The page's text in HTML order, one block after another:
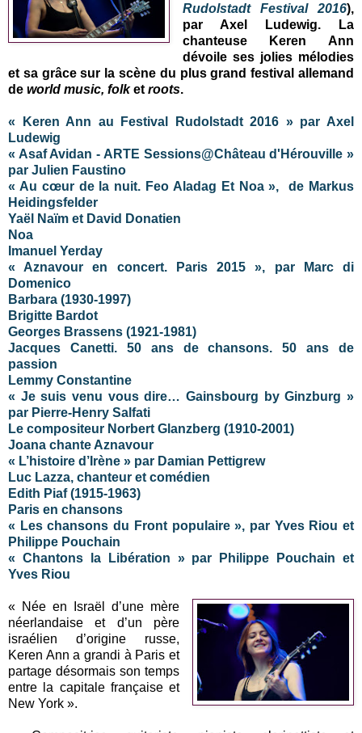
Rudolstadt Festival 2016),
par Axel Ludewig. La
chanteuse Keren Ann
dévoile ses jolies mélodies
et sa grâce sur la scène du plus grand festival allemand
de world music, folket roots.
« Keren Ann au Festival Rudolstadt 2016 » par Axel
Ludewig
« Asaf Avidan - ARTE Sessions@Château d'Hérouville »
par Julien Faustino
« Au cœur de la nuit. Feo Aladag Et Noa », de Markus
Heidingsfelder
Yaël Naïm et David Donatien
Noa
Imanuel Yerday
« Aznavour en concert. Paris 2015 », par Marc di
Domenico
Barbara (1930-1997)
Brigitte Bardot
Georges Brassens (1921-1981)
Jacques Canetti. 50 ans de chansons. 50 ans de
passion
Lemmy Constantine
« Je suis venu vous dire… Gainsbourg by Ginzburg »
par Pierre-Henry Salfati
Le compositeur Norbert Glanzberg (1910-2001)
Joana chante Aznavour
« L’histoire d’Irène » par Damian Pettigrew
Luc Lazza, chanteur et comédien
Edith Piaf (1915-1963)
Paris en chansons
« Les chansons du Front populaire », par Yves Riou et
Philippe Pouchain
« Chantons la Libération » par Philippe Pouchain et
Yves Riou
« Née en Israël d’une mère
néerlandaise et d’un père
israélien d’origine russe,
Keren Ann a grandi à Paris et
partage désormais son temps
entre la capitale française et
New York ».